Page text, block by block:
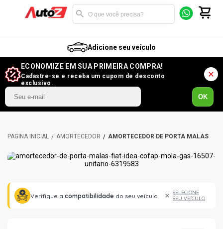
Adicione seu veículo
ECONOMIZE EM SUA PRIMEIRA COMPRA!
Cadastre-se e receba um cupom de desconto
exclusivo.
OK
AMORTECEDOR AMORTECEDOR DE PORTA MALAS
Verifique a compatibilidade do seu veículo
SELECIONE
SEU VEÍCULO